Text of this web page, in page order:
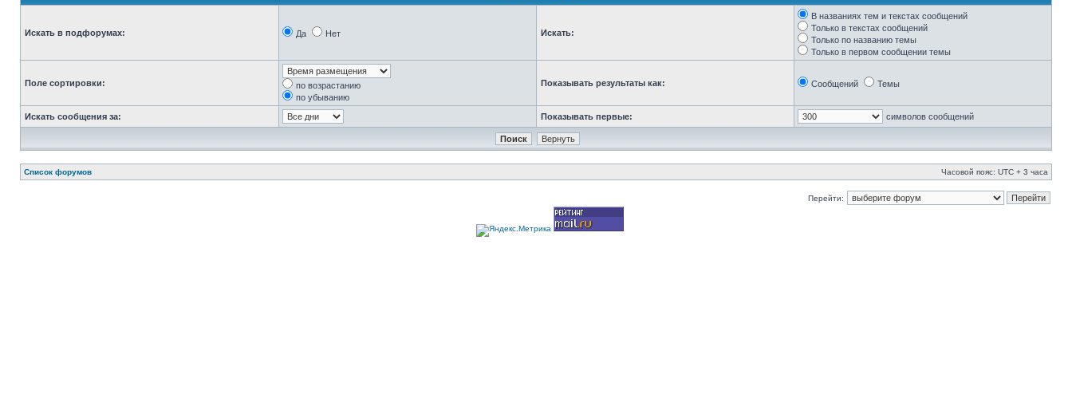
Искать в подфорумах: Да Нет Искать:
В названиях тем и текстах сообщений
Только в текстах сообщений
Только по названию темы
Только в первом сообщении темы
Поле сортировки:
по возрастанию
по убыванию
Показывать результаты как: Сообщений Темы
Искать сообщения за: Показывать первые: символов сообщений
Список форумов Часовой пояс: UTC + 3 часа
Перейти: